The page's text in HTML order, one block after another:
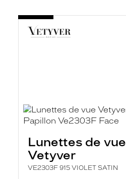
Lunettes de vue
Vetyver
VE2303F 915 VIOLET SATIN